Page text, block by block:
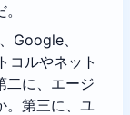
Google、
コルやネット
二に、エージ
。第三に、ユ